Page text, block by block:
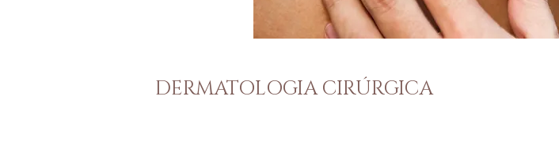
DERMATOLOGIA CIRÚRGICA